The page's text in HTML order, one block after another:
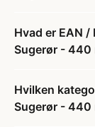
Hvad er EAN
Sugerør - 440
Hvilken
Sugerør - 440